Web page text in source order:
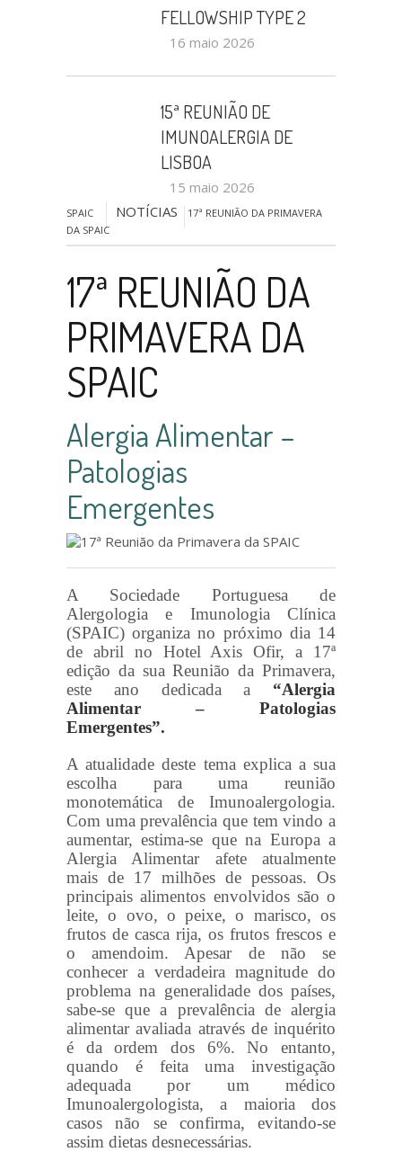
FELLOWSHIP TYPE 2
16 maio 2026
15ª REUNIÃO DE
IMUNOALERGIA DE
LISBOA
15 maio 2026
SPAIC NOTÍCIAS
17ª REUNIÃO DA PRIMAVERA
DA SPAIC
17ª REUNIÃO DA
PRIMAVERA DA
SPAIC
Alergia Alimentar –
Patologias
Emergentes
A Sociedade Portuguesa de
Alergologia e Imunologia Clínica
(SPAIC) organiza no próximo dia 14
de abril no Hotel Axis Ofir, a 17ª
edição da sua Reunião da Primavera,
este ano dedicada a “Alergia
Alimentar – Patologias
Emergentes”.
A atualidade deste tema explica a sua
escolha para uma reunião
monotemática de Imunoalergologia.
Com umaprevalência que tem vindo a
aumentar, estima-se que na Europa a
Alergia Alimentar afete atualmente
mais de 17 milhões de pessoas. Os
principais alimentos envolvidos são o
leite, o ovo, o peixe, o marisco, os
frutos de casca rija, os frutos frescos e
o amendoim. Apesar de não se
conhecer a verdadeira magnitude do
problema na generalidade dos países,
sabe-se que a prevalência de alergia
alimentar avaliada através de inquérito
é da ordem dos 6%. No entanto,
quando é feita uma investigação
adequada por um médico
Imunoalergologista, a maioria dos
casos não se confirma, evitando-se
assim dietas desnecessárias.